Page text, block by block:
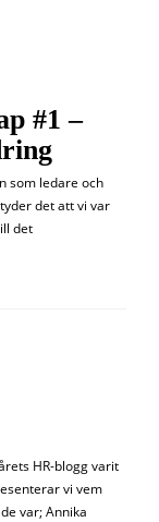
#1 –
som ledare och
det att vi var
det
HR-blogg varit
vi vem
var; Annika